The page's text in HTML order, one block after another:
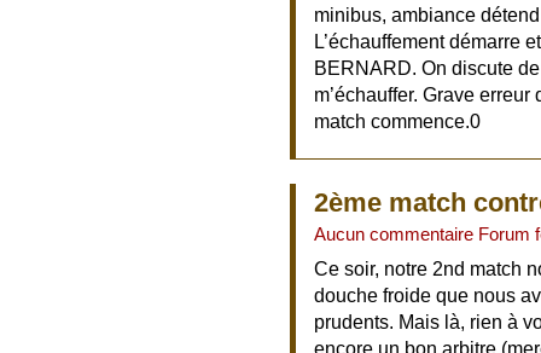
minibus, ambiance
L’échauffement démarre
BERNARD. On discute
m’échauffer. Grave
match commence.0
2ème match
Aucun commentaire Forum
Ce soir, notre 2nd match
douche froide que nous
prudents. Mais là, rien à
encore un bon arbitre